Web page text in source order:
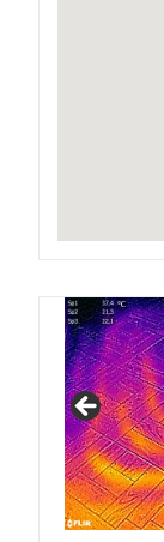
IRSAP